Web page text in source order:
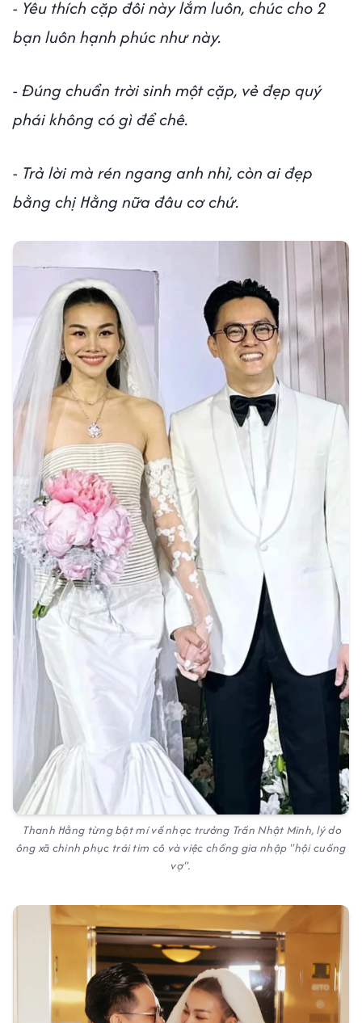
- Yêu thích cặp đôi này lắm luôn, chúc cho 2
bạn luôn hạnh phúc như này.
- Đúng chuẩn trời sinh một cặp, vẻ đẹp quý
phái không có gì để chê.
- Trả lời mà rén ngang anh nhỉ, còn ai đẹp
bằng chị Hằng nữa đâu cơ chứ.
Thanh Hằng từng bật mí về nhạc trưởng Trần Nhật Minh, lý do
ông xã chinh phục trái tim cô và việc chồng gia nhập "hội cuồng
vợ".